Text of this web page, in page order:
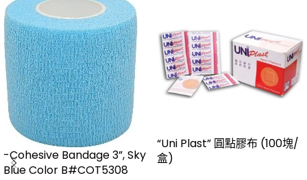
-Cohesive Bandage 3”, Sky
Blue Color B#COT5308
“Uni Plast” 圓點膠布 (100塊/
盒)